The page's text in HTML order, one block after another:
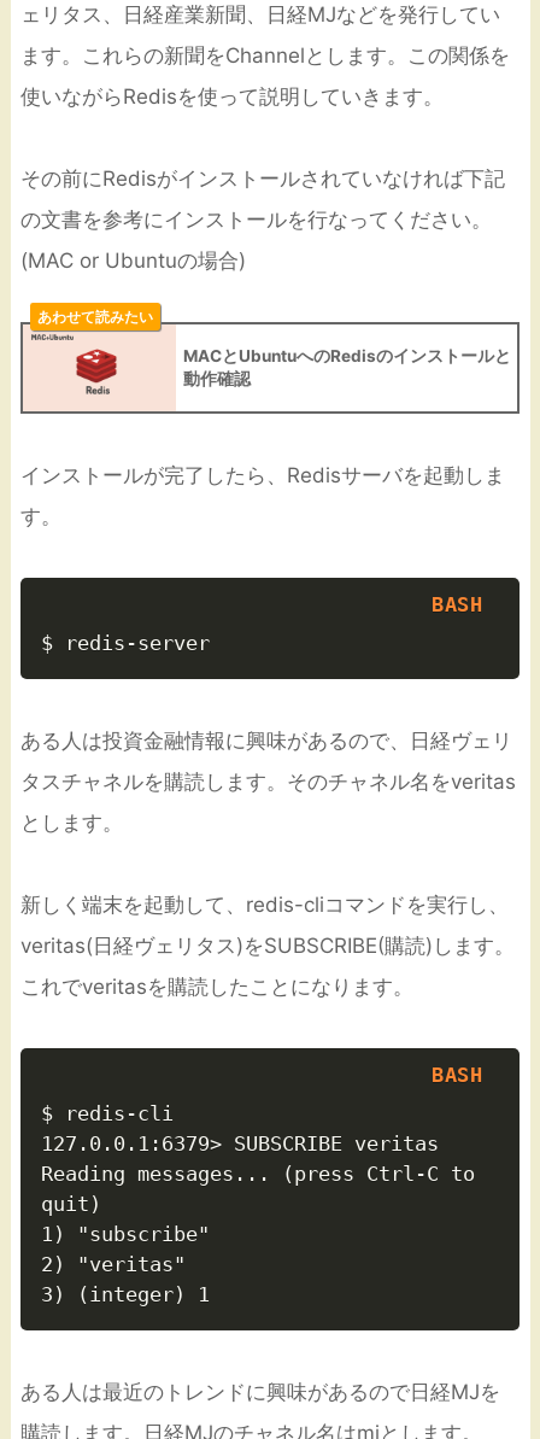
ェリタス、日経産業新聞、日経MJなどを発行してい
ます。これらの新聞をChannelとします。この関係を
使いながらRedisを使って説明していきます。
その前にRedisがインストールされていなければ下記
の文書を参考にインストールを行なってください。
(MAC or Ubuntuの場合)
あわせて読みたい
MACとUbuntuへのRedisのインストールと
動作確認
インストールが完了したら、Redisサーバを起動しま
す。
ある人は投資金融情報に興味があるので、日経ヴェリ
タスチャネルを購読します。そのチャネル名をveritas
とします。
新しく端末を起動して、redis-cliコマンドを実行し、
veritas(日経ヴェリタス)をSUBSCRIBE(購読)します。
これでveritasを購読したことになります。
$ redis-cli
127.0.0.1:6379> SUBSCRIBE veritas
Reading messages... (press Ctrl-C to
quit)
1) "subscribe"
2) "veritas"
ある人は最近のトレンドに興味があるので日経MJを
購読します。日経MJのチャネル名はmjとします。